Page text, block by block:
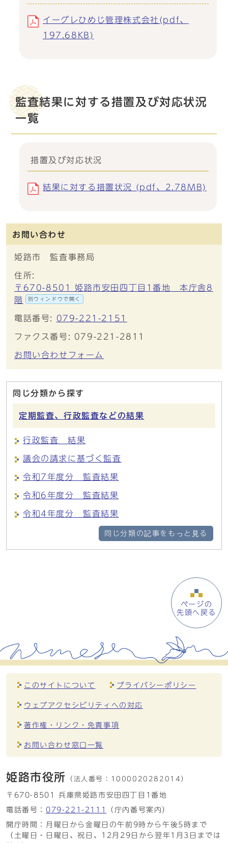
イーグレひめじ管理株式会社(pdf、
197.68KB)
監査結果に対する措置及び対応状況
一覧
措置及び対応状況
結果に対する措置状況 (pdf、2.78MB)
お問い合わせ
姫路市 監査事務局
住所:
〒670-8501 姫路市安田四丁目1番地 本庁舎8
階
別ウィンドウで開く
電話番号: 079-221-2151
ファクス番号: 079-221-2811
お問い合わせフォーム
同じ分類から探す
定期監査、行政監査などの結果
行政監査 結果
議会の請求に基づく監査
令和7年度分 監査結果
令和6年度分 監査結果
令和4年度分 監査結果
同じ分類の記事をもっと見る
ページの
先頭へ戻る
このサイトについて プライバシーポリシー
ウェブアクセシビリティへの対応
著作権・リンク・免責事項
お問い合わせ窓口一覧
姫路市役所 （法人番号： 1000020282014）
〒670-8501 兵庫県姫路市安田四丁目1番地
電話番号： 079-221-2111
（庁内番号案内）
開庁時間：月曜日から金曜日の午前9時から午後5時まで
（土曜日・日曜日、祝日、12月29日から翌年1月3日までは